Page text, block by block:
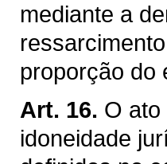
mediante a
proporção do
Art. 16. O
idoneidade